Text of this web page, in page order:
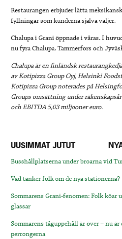
Restaurangen erbjuder lätta
fyllningar som kunderna själva väljer.
Chalupa i Grani öppnade i våras. I
nu fyra Chalupa. Tammerfors och
Chalupa är en finländsk
av Kotipizza Group Oyj, Helsinki
Kotipizza Group noterades på
Groups omsättning under
och EBITDA 5,03 miljooner euro.
UUSIMMAT JUTUT
Busshållplatserna under broarna vid
Vad tänker folk om de nya stationerna?
Sommarens Grani-fenomen: Folk
glassar
Sommarens tåguppehåll är över – nu
perrongerna